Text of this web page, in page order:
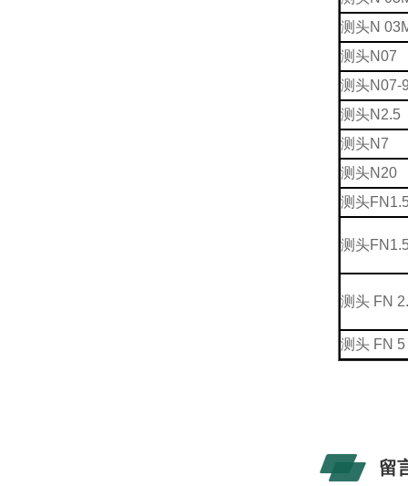
测头N
测头N07
测头N07-
测头N2.5
测头N7
测头N20
测头
测头
测头 FN
测头 FN 5
留